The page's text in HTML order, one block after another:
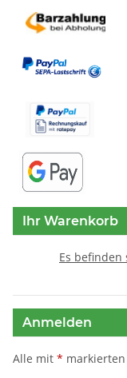
Ihr Warenkorb
Es
Anmelden
Alle mit *